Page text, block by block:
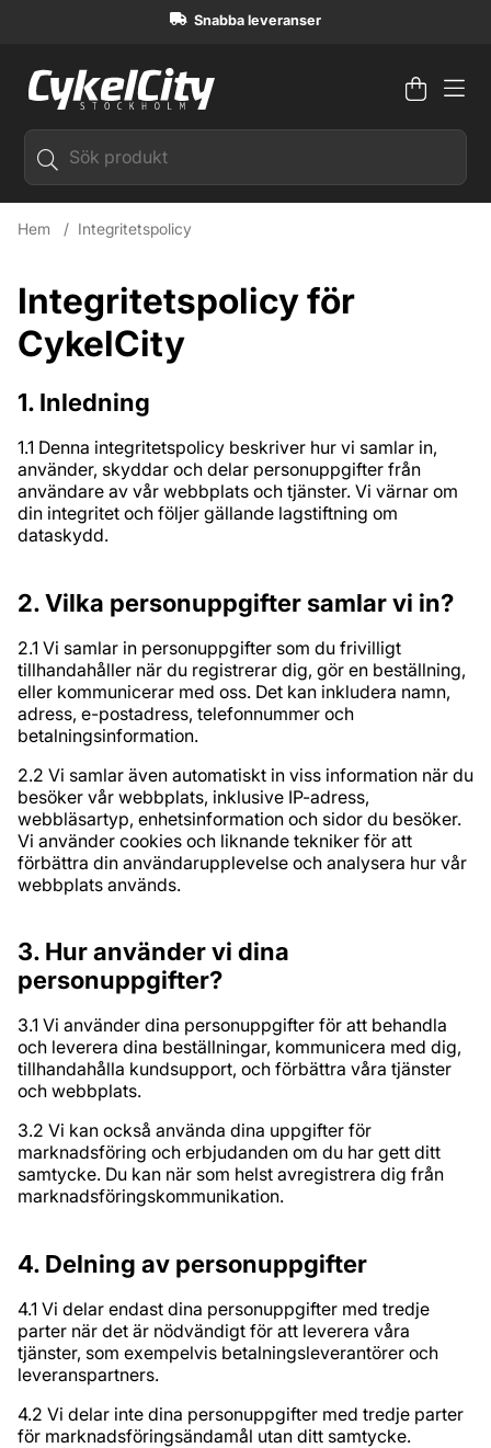
Snabba leveranser
Antal i
.
Hem Integritetspolicy
Integritetspolicy för
CykelCity
1. Inledning
1.1 Denna integritetspolicy beskriver hur vi samlar in,
använder, skyddar och delar personuppgifter från
användare av vår webbplats och tjänster. Vi värnar om
din integritet och följer gällande lagstiftning om
dataskydd.
2. Vilka personuppgifter samlar vi in?
2.1 Vi samlar in personuppgifter som du frivilligt
tillhandahåller när du registrerar dig, gör en beställning,
eller kommunicerar med oss. Det kan inkludera namn,
adress, e-postadress, telefonnummer och
betalningsinformation.
2.2 Vi samlar även automatiskt in viss information när du
besöker vår webbplats, inklusive IP-adress,
webbläsartyp, enhetsinformation och sidor du besöker.
Vi använder cookies och liknande tekniker för att
förbättra din användarupplevelse och analysera hur vår
webbplats används.
3. Hur använder vi dina
personuppgifter?
3.1 Vi använder dina personuppgifter för att behandla
och leverera dina beställningar, kommunicera med dig,
tillhandahålla kundsupport, och förbättra våra tjänster
och webbplats.
3.2 Vi kan också använda dina uppgifter för
marknadsföring och erbjudanden om du har gett ditt
samtycke. Du kan när som helst avregistrera dig från
marknadsföringskommunikation.
4. Delning av personuppgifter
4.1 Vi delar endast dina personuppgifter med tredje
parter när det är nödvändigt för att leverera våra
tjänster, som exempelvis betalningsleverantörer och
leveranspartners.
4.2 Vi delar inte dina personuppgifter med tredje parter
för marknadsföringsändamål utan ditt samtycke.